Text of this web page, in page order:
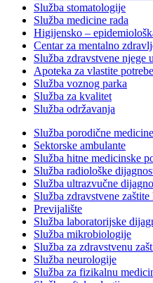
Služba stomatologije
Služba medicine rada
Higijensko –
Centar za mentalno
Služba zdravstvene
Apoteka za vlastite potrebe
Služba voznog parka
Služba za kvalitet
Služba održavanja
Služba porodične
Sektorske ambulante
Služba hitne medicinske
Služba radiološke
Služba ultrazvučne
Služba zdravstvene
Previjalište
Služba laboratorijske
Služba mikrobiologije
Služba za zdravstvenu
Služba neurologije
Služba za fizikalnu